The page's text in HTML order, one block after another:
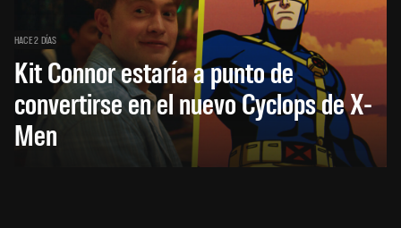
HACE 2 DÍAS
Kit Connor estaría a punto de
convertirse en el nuevo Cyclops de X-
Men